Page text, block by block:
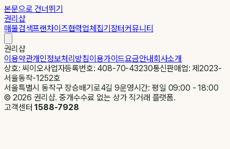
본문으로 건너뛰기
권리샵
매물검색프랜차이즈협력업체집기장터커뮤니티
권리샵
이용약관개인정보처리방침이용가이드요금안내회사소개
상호: 씨이오사업자등록번호: 408-70-43230통신판매업: 제2023-
서울동작-1252호
서울특별시 동작구 장승배기로4길 9운영시간: 평일 09:00 - 18:00
© 2026 권리샵. 중개수수료 없는 상가 직거래 플랫폼.
고객센터1588-7928